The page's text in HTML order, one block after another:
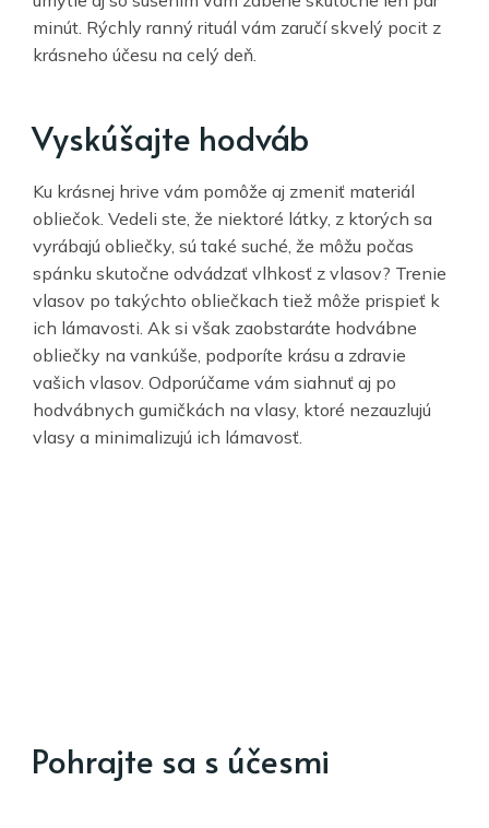
minút. Rýchly ranný rituál vám zaručí skvelý pocit z
krásneho účesu na celý deň.
Vyskúšajte hodváb
Ku krásnej hrive vám pomôže aj zmeniť materiál
obliečok. Vedeli ste, že niektoré látky, z ktorých sa
vyrábajú obliečky, sú také suché, že môžu počas
spánku skutočne odvádzať vlhkosť z vlasov? Trenie
vlasov po takýchto obliečkach tiež môže prispieť k
ich lámavosti. Ak si však zaobstaráte hodvábne
obliečky na vankúše, podporíte krásu a zdravie
vašich vlasov. Odporúčame vám siahnuť aj po
hodvábnych gumičkách na vlasy, ktoré nezauzlujú
vlasy a minimalizujú ich lámavosť.
Pohrajte sa s účesmi